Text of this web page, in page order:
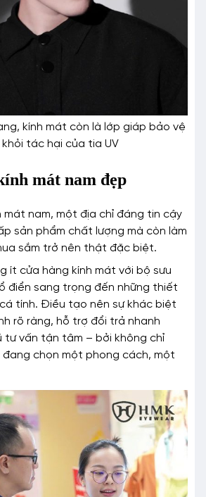
kính mát còn là lớp giáp bảo vệ
tác hại của tia UV
mát nam đẹp
mát nam, một địa chỉ đáng tin cậy
sản phẩm chất lượng mà còn làm
sắm trở nên thật đặc biệt.
ít cửa hàng kính mát với bộ sưu
điển sang trọng đến những thiết
tính. Điều tạo nên sự khác biệt
rõ ràng, hỗ trợ đổi trả nhanh
tư vấn tận tâm – bởi không chỉ
đang chọn một phong cách, một